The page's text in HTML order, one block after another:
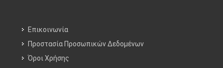
Επικοινωνία
Προστασία Προσωπικών Δεδομένων
Όροι Χρήσης